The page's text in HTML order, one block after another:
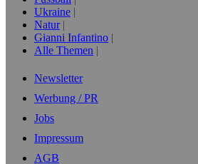
Ukraine
Natur
Gianni Infantino
Alle Themen
Newsletter
Werbung / PR
Jobs
Impressum
AGB